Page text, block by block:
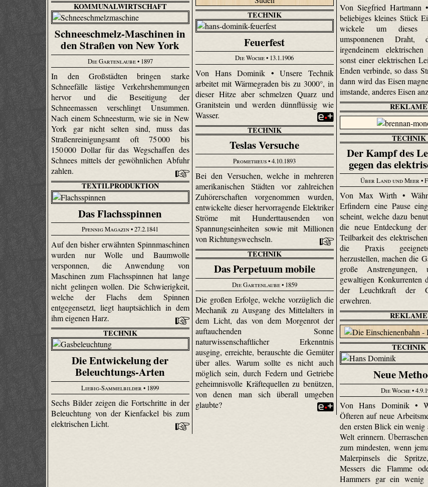
Von Siegfried Hartmann
beliebiges kleines Stück
wickele um dieses
umsponnenen
irgendeinem
sonst einer elektrischen
Enden verbinde, so dass
dann wird das Eisen
imstande, anderes Eisen
TECHNIK
Feuerfest
Die Woche• 13.1.1906
Von Hans Dominik • Unsere Technik
arbeitet mit Wärmegraden bis zu 3000°, in
dieser Hitze aber schmelzen Quarz und
Granitstein und werden dünnflüssig wie
Wasser.
KOMMUNALWIRTSCHAFT
Schneeschmelz-Maschinen in
den Straßen von New York
Die Gartenlaube• 1897
In den Großstädten bringen starke
Schneefälle lästige Verkehrshemmungen
hervor und die Beseitigung der
Schneemassen verschlingt Unsummen.
Nach einem Schneesturm, wie sie in New
York gar nicht selten sind, muss das
Straßenreinigungsamt oft 75 000 bis
150 000 Dollar für das Wegschaffen des
Schnees mittels der gewöhnlichen Abfuhr
zahlen.
REKLAME
TECHNIK
Der Kampf des
gegen das
Über Land und Meer•
Von Max Wirth •
Erfindern eine Pause
scheint, welche dazu
die neue Entdeckung
Teilbarkeit des
die Praxis
herzustellen, machen die
große
gewaltigen Konkurrenten
der Leuchtkraft der
erwehren.
TECHNIK
Teslas Versuche
Prometheus• 4.10.1893
Bei den Versuchen, welche in mehreren
amerikanischen Städten vor zahlreichen
Zuhörerschaften vorgenommen wurden,
entwickelte dieser hervorragende Elektriker
Ströme mit Hunderttausenden von
Spannungseinheiten sowie mit Millionen
von Richtungswechseln.
TEXTILPRODUKTION
Das Flachsspinnen
Pfennig Magazin• 27.2.1841
Auf den bisher erwähnten Spinnmaschinen
wurden nur Wolle und Baumwolle
versponnen, die Anwendung von
Maschinen zum Flachsspinnen hat lange
nicht gelingen wollen. Die Schwierigkeit,
welche der Flachs dem Spinnen
entgegensetzt, liegt hauptsächlich in dem
ihm eigenen Harz.
TECHNIK
Das Perpetuum mobile
Die Gartenlaube• 1859
Die großen Erfolge, welche vorzüglich die
Mechanik zu Ausgang des Mittelalters in
dem Licht, das von dem Morgenrot der
auftauchenden Sonne
naturwissenschaftlicher Erkenntnis
ausging, erreichte, berauschte die Gemüter
über alles. Warum sollte es nicht auch
möglich sein, durch Federn und Getriebe
geheimnisvolle Kräftequellen zu benützen,
von denen man sich überall umgeben
glaubte?
REKLAME
TECHNIK
Neue
Die Woche•
Von Hans Dominik •
Öfteren auf neue
den ersten Blick ein wenig
Welt erinnern.
zum mindesten, wenn
Malerpinsels die
Messers die Flamme
Hammers gar ein wenig
TECHNIK
Die Entwickelung der
Beleuchtungs-Arten
Liebig-Sammelbilder• 1899
Sechs Bilder zeigen die Fortschritte in der
Beleuchtung von der Kienfackel bis zum
elektrischen Licht.